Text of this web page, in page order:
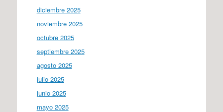
diciembre 2025
noviembre 2025
octubre 2025
septiembre 2025
agosto 2025
julio 2025
junio 2025
mayo 2025